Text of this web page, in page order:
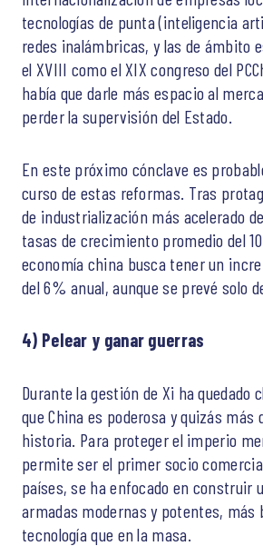
tecnologías de punta (inteligencia
redes inalámbricas, y las de ámbito
el XVIII como el XIX congreso del
había que darle más espacio al
perder la supervisión del Estado.
En este próximo cónclave es
curso de estas reformas. Tras
de industrialización más acelerado
tasas de crecimiento promedio del
economía china busca tener un
del 6% anual, aunque se prevé solo
4) Pelear y ganar guerras
Durante la gestión de Xi ha quedado
que China es poderosa y quizás más
historia. Para proteger el imperio
permite ser el primer socio
países, se ha enfocado en construir
armadas modernas y potentes, más
tecnología que en la masa.